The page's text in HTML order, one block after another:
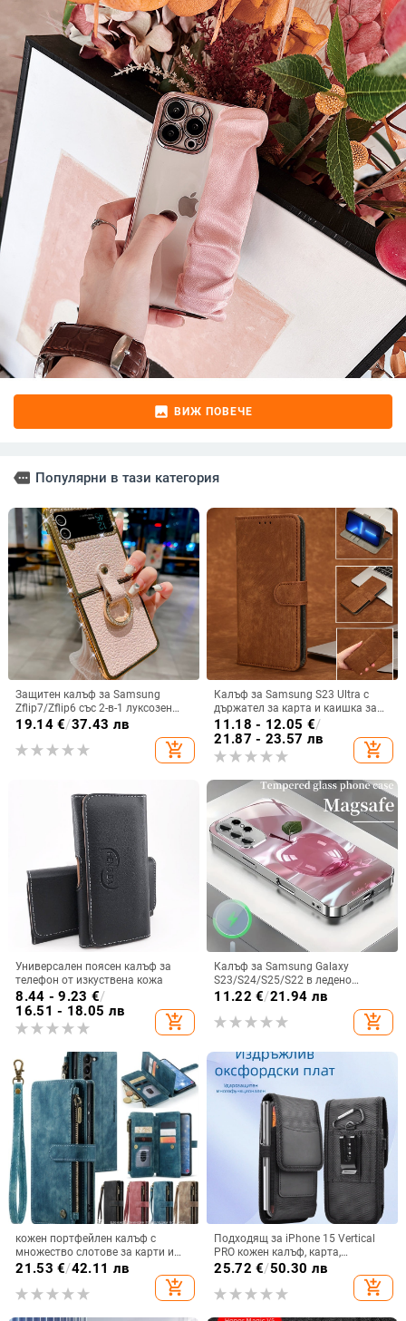
image ВИЖ ПОВЕЧЕ
more Популярни в тази категория
Защитен калъф за Samsung
Zflip7/Zflip6 със 2-в-1 луксозен
дизайн, изкуствена кожа и
19.14€/37.43 лв
add_shopping_cart
Калъф за Samsung S23 Ultra с
държател за карта и каишка за
през врата
11.18 - 12.05 €/
21.87 - 23.57 лв
add_shopping_cart
Универсален поясен калъф за
телефон от изкуствена кожа
8.44 - 9.23 €/
16.51 - 18.05 лв
add_shopping_cart
Калъф за Samsung Galaxy
S23/S24/S25/S22 в ледено
кристално розово със стъклена
повърхност и метално боядисано
покритие
11.22 €/21.94 лв
add_shopping_cart
кожен портфейлен калъф с
множество слотове за карти и
цип за iPhone 11–17 Pro Max, XR,
21.53 €/42.11 лв
add_shopping_cart
Подходящ за iPhone 15 Vertical
PRO кожен калъф, карта,
оксфордски плат, найлонов плат,
мобилен телефон
25.72 €/50.30 лв
add_shopping_cart